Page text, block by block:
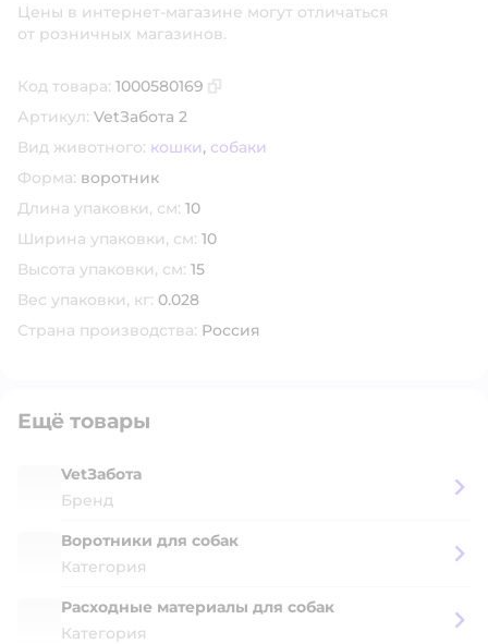
Цены в интернет-магазине могут отличаться
от розничных магазинов.
Код товара: 1000580169
Артикул: VetЗабота 2
Вид животного: кошки, собаки
Форма: воротник
Длина упаковки, см: 10
Ширина упаковки, см: 10
Высота упаковки, см: 15
Вес упаковки, кг: 0.028
Страна производства: Россия
Ещё товары
VetЗабота
Бренд
Воротники для собак
Категория
Расходные материалы для собак
Категория